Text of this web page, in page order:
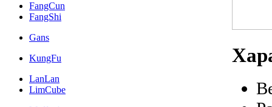
FangCun
FangShi
Gans
KungFu
LanLan
LimCube